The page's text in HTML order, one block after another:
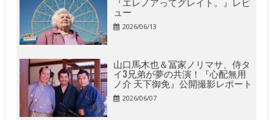
ュー
2026/06/13
山口馬木也＆冨家ノリマサ、侍タ
イ3兄弟が夢の共演！『心配無用
ノ介 天下御免』公開撮影レポート
2026/06/07